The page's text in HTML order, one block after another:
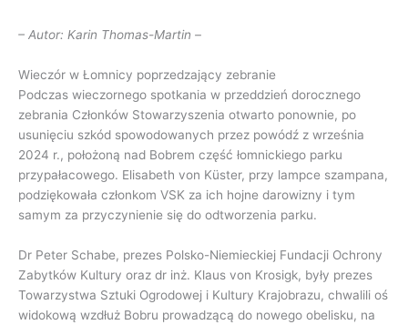
– Autor: Karin Thomas-Martin –
Wieczór w Łomnicy poprzedzający zebranie
Podczas wieczornego spotkania w przeddzień dorocznego
zebrania Członków Stowarzyszenia otwarto ponownie, po
usunięciu szkód spowodowanych przez powódź z września
2024 r., położoną nad Bobrem część łomnickiego parku
przypałacowego. Elisabeth von Küster, przy lampce szampana,
podziękowała członkom VSK za ich hojne darowizny i tym
samym za przyczynienie się do odtworzenia parku.
Dr Peter Schabe, prezes Polsko-Niemieckiej Fundacji Ochrony
Zabytków Kultury oraz dr inż. Klaus von Krosigk, były prezes
Towarzystwa Sztuki Ogrodowej i Kultury Krajobrazu, chwalili oś
widokową wzdłuż Bobru prowadzącą do nowego obelisku, na